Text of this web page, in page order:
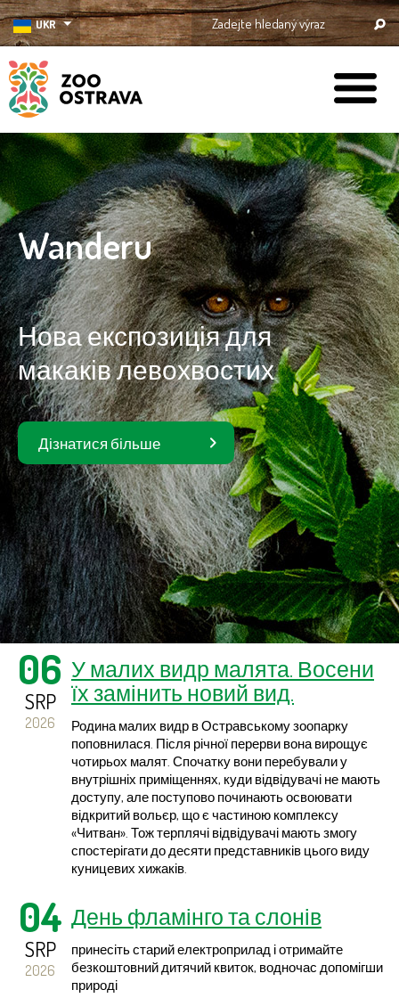
UKR
ZOO Ostrava
Wanderu
Нова експозиція для
макаків левохвостих
Дізнатися більше
06
SRP
2026
У малих видр малята. Восени
їх замінить новий вид.
Родина малих видр в Остравському зоопарку
поповнилася. Після річної перерви вона вирощує
чотирьох малят. Спочатку вони перебували у
внутрішніх приміщеннях, куди відвідувачі не мають
доступу, але поступово починають освоювати
відкритий вольєр, що є частиною комплексу
«Читван». Тож терплячі відвідувачі мають змогу
спостерігати до десяти представників цього виду
куницевих хижаків.
04
SRP
2026
День фламінго та слонів
принесіть старий електроприлад і отримайте
безкоштовний дитячий квиток, водночас допомігши
природі